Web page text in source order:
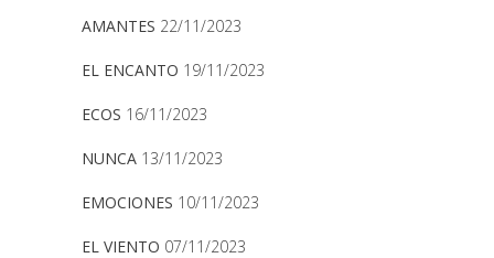
AMANTES 22/11/2023
EL ENCANTO 19/11/2023
ECOS 16/11/2023
NUNCA 13/11/2023
EMOCIONES 10/11/2023
EL VIENTO 07/11/2023